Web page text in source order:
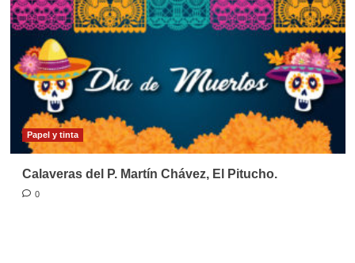
Papel y tinta
Calaveras del P. Martín Chávez, El Pitucho.
0